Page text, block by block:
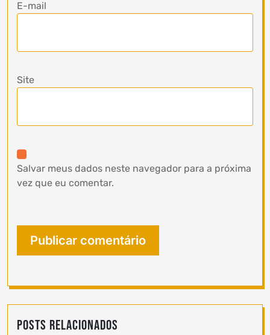
E-mail
Site
Salvar meus dados neste navegador para a próxima
vez que eu comentar.
Posts Relacionados